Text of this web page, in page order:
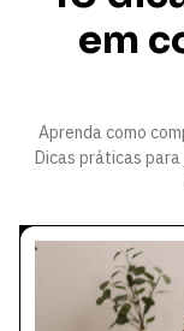
em
Aprenda como
Dicas práticas